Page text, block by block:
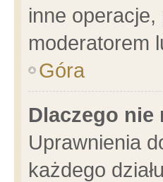
inne
moderatorem
Góra
Dlaczego nie
Uprawnienia
każdego